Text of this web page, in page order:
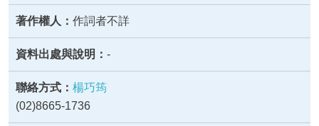
作詞者不詳
-
楊巧筠
(02)8665-1736